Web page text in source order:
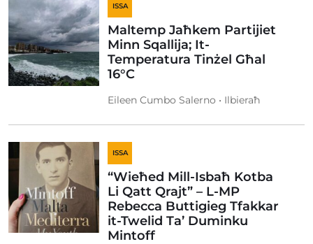
ISSA
Maltemp Jaħkem Partijiet
Minn Sqallija; It-
Temperatura Tinżel Għal
16°C
Eileen Cumbo Salerno • Ilbieraħ
ISSA
“Wieħed Mill-Isbaħ Kotba
Li Qatt Qrajt” – L-MP
Rebecca Buttigieg Tfakkar
it-Twelid Ta’ Duminku
Mintoff